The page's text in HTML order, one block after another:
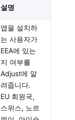
설명
앱을 설치하
는 사용자가
EEA에 있는
지 여부를
Adjust에 알
려줍니다.
EU 회원국,
스위스, 노르